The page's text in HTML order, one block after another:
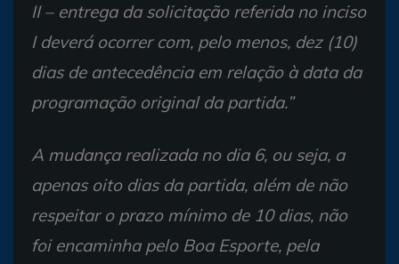
II – entrega da solicitação referida no inciso
I deverá ocorrer com, pelo menos, dez (10)
dias de antecedência em relação à data da
programação original da partida.”
A mudança realizada no dia 6, ou seja, a
apenas oito dias da partida, além de não
respeitar o prazo mínimo de 10 dias, não
foi encaminha pelo Boa Esporte, pela